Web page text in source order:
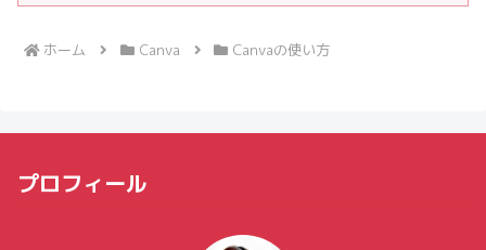
ホーム Canva Canvaの使い方
プロフィール